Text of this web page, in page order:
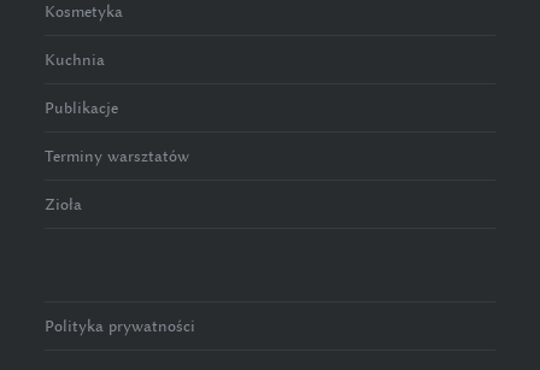
Kosmetyka
Kuchnia
Publikacje
Terminy warsztatów
Zioła
Polityka prywatności